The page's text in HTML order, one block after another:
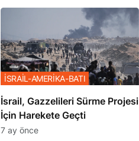
İsrail, Gazzelileri Sürme Projesi
İçin Harekete Geçti
İSRAİL-AMERİKA-BATI
7 ay önce